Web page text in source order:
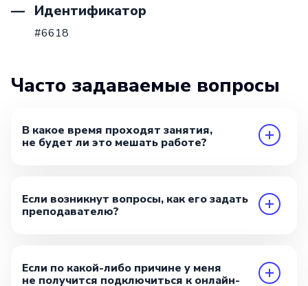
Идентификатор
#6618
Часто задаваемые вопросы
В какое время проходят занятия,
не будет ли это мешать работе?
Если возникнут вопросы, как его задать
преподавателю?
Если по какой-либо причине у меня
не получится подключиться к онлайн-